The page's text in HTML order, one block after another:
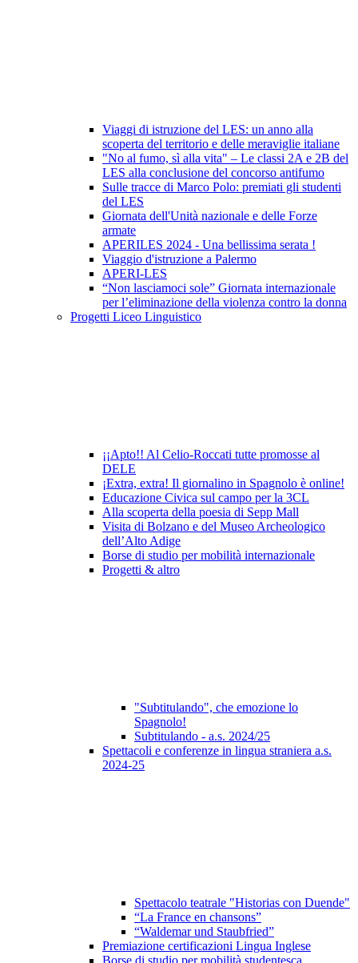
Viaggi di istruzione del LES: un anno alla
scoperta del territorio e delle meraviglie italiane
"No al fumo, sì alla vita" – Le classi 2A e 2B del
LES alla conclusione del concorso antifumo
Sulle tracce di Marco Polo: premiati gli studenti
del LES
Giornata dell'Unità nazionale e delle Forze
armate
APERILES 2024 - Una bellissima serata !
Viaggio d'istruzione a Palermo
APERI-LES
“Non lasciamoci sole” Giornata internazionale
per l’eliminazione della violenza contro la donna
Progetti Liceo Linguistico
¡¡Apto!! Al Celio-Roccati tutte promosse al
DELE
¡Extra, extra! Il giornalino in Spagnolo è online!
Educazione Civica sul campo per la 3CL
Alla scoperta della poesia di Sepp Mall
Visita di Bolzano e del Museo Archeologico
dell’Alto Adige
Borse di studio per mobilità internazionale
Progetti & altro
"Subtitulando", che emozione lo
Spagnolo!
Subtitulando - a.s. 2024/25
Spettacoli e conferenze in lingua straniera a.s.
2024-25
Spettacolo teatrale "Historias con Duende"
“La France en chansons”
“Waldemar und Staubfried”
Premiazione certificazioni Lingua Inglese